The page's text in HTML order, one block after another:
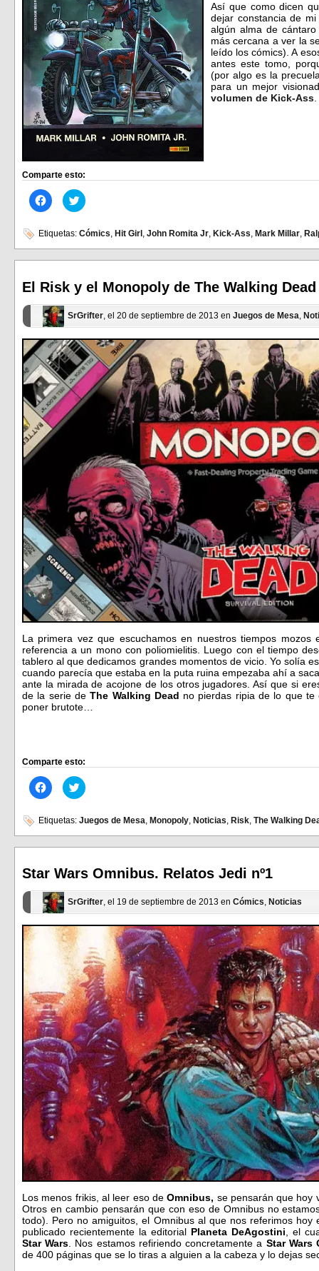
Así que como dicen
dejar constancia de
algún alma de
más cercana a ver la
leído los cómics). A
antes este tomo,
(por algo es la
para un mejor
volumen de Kick-Ass.
Comparte esto:
Haz
clic
en
Facebook
(Se
abre
ventana
nueva)
Haz
clic
en
(Se
abre
ventana
nueva)
Etiquetas: Cómics, Hit Girl , John Romita Jr, Kick-Ass, Mark Millar,
El Risk y el Monopoly de The Walking Dead
SrGrifter, el 20 de septiembre de 2013 en Juegos de Mesa,
La primera vez que escuchamos en nuestros tiempos
referencia a un mono con poliomielitis. Luego con el tiempo
tablero al que dedicamos grandes momentos de vicio. Yo solía
cuando parecía que estaba en la puta ruina empezaba ahí a
ante la mirada de acojone de los otros jugadores. Así que si
de la serie deThe Walking Dead no pierdas ripia de lo que
poner brutote…
Comparte esto:
Haz
clic
en
Facebook
(Se
abre
ventana
nueva)
Haz
clic
en
Twitter
(Se
abre
ventana
nueva)
Etiquetas: Juegos de Mesa, Monopoly, Noticias, Risk, The Walking
Star Wars Omnibus. Relatos Jedi nº1
SrGrifter, el 19 de septiembre de 2013 en Cómics, Noticias
Los menos frikis, al leer eso deOmnibus, se pensarán que hoy
Otros en cambio pensarán que con eso de Omnibus no
todo). Pero no amiguitos, el Omnibus al que nos referimos
publicado recientemente la editorial Planeta DeAgostini , el
Star Wars . Nos estamos refiriendo concretamente a Star Wars
de 400 páginas que se lo tiras a alguien a la cabeza y lo dejas